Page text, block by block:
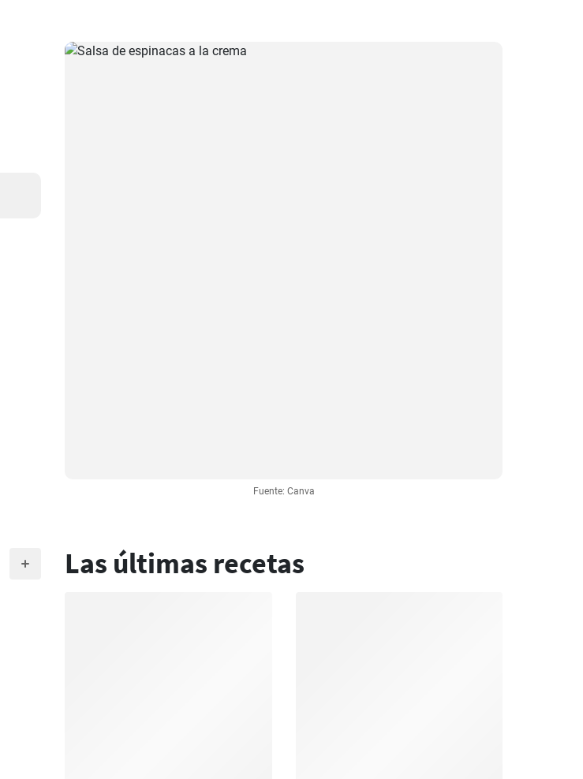
Fuente: Canva
Las últimas recetas